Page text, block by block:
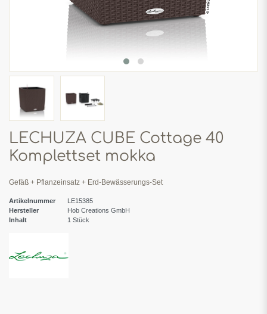
LECHUZA CUBE Cottage 40
Komplettset mokka
Gefäß + Pflanzeinsatz + Erd-Bewässerungs-Set
Artikelnummer
LE15385
Hersteller
Hob Creations GmbH
Inhalt
1 Stück